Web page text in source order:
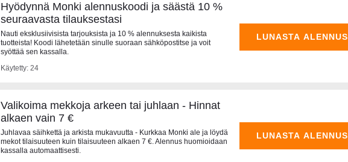
Hyödynnä Monki alennuskoodi ja säästä 10 %
seuraavasta tilauksestasi
Nauti eksklusiivisista tarjouksista ja 10 % alennuksesta kaikista
tuotteista! Koodi lähetetään sinulle suoraan sähköpostitse ja voit
syöttää sen kassalla.
Käytetty: 24
LUNASTA ALENNUS
Valikoima mekkoja arkeen tai juhlaan - Hinnat
alkaen vain 7 €
Juhlavaa säihkettä ja arkista mukavuutta - Kurkkaa Monki ale ja löydä
mekot tilaisuuteen kuin tilaisuuteen alkaen 7 €. Alennus huomioidaan
kassalla automaattisesti.
LUNASTA ALENNUS